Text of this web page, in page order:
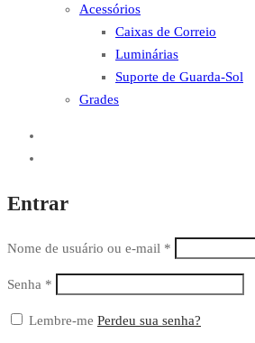
Acessórios
Caixas de Correio
Luminárias
Suporte de Guarda-Sol
Grades
Entrar
Nome de usuário ou e-mail *
Senha *
Lembre-me Perdeu sua senha?